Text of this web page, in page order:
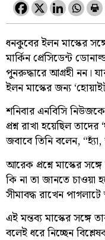
ধনকুবের ইলন মাস্কের
মার্কিন প্রেসিডেন্ট
পুনরুদ্ধারে আগ্রহী নন।
ইলন মাস্কের জন্য
শনিবার এনবিসি
প্রশ্ন রাখা হয়েছিল
জবাবে তিনি বলেন,
আরেক প্রশ্নে মাস্কের
কি না তা জানতে চাওয়া
সীমাবদ্ধ রাখেন পাগলাটে
এই মন্তব্য মাস্কের সঙ্গে
বলেই ধরে নিচ্ছেন